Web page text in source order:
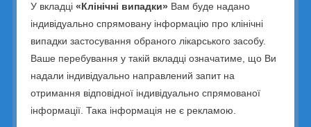
МІЛАНДА
ДЕЗИРЕТТ
ЛЕВЕРЕТ МІНІ
Лікування вульвовагінальних інфекцій
ГІНОМАКС
ГІНОМАКС XЛ
НЕО-ПЕНОТРАН® ФОРТЕ
Щоб скинути пароль, будь ласка, введіть свою
електронну адресу або ім'я користувача нижче.
Only fill in if you are not human
У вкладці «Клінічні випадки» Вам буде надано
індивідуально спрямовану інформацію про клінічні
випадки застосування обраного лікарського засобу.
Ваше перебування у такій вкладці означатиме, що Ви
надали індивідуально направлений запит на
отримання відповідної індивідуально спрямованої
інформації. Така інформація не є рекламою.